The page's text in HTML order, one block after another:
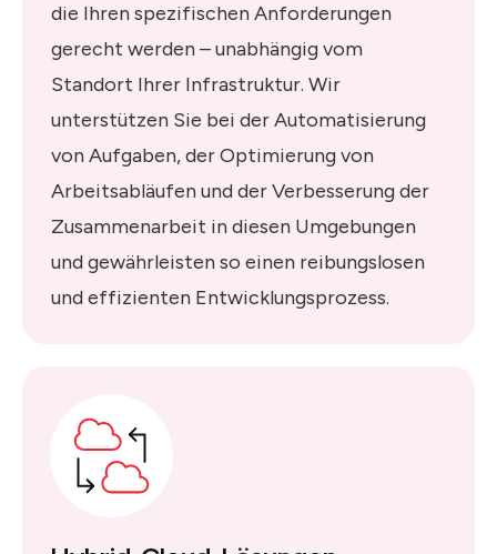
die Ihren spezifischen Anforderungen
gerecht werden – unabhängig vom
Standort Ihrer Infrastruktur. Wir
unterstützen Sie bei der Automatisierung
von Aufgaben, der Optimierung von
Arbeitsabläufen und der Verbesserung der
Zusammenarbeit in diesen Umgebungen
und gewährleisten so einen reibungslosen
und effizienten Entwicklungsprozess.